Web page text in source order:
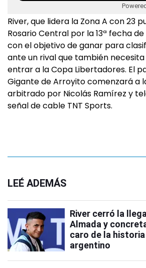
River, que lidera la Zona A con 23
Rosario Central por la 13ª fecha
con el objetivo de ganar para
ante un rival que también
entrar a la Copa Libertadores. El
Gigante de Arroyito comenzará a
arbitrado por Nicolás Ramírez y
señal de cable TNT Sports.
LEÉ ADEMÁS
River cerró la
Almada y
caro de la
argentino